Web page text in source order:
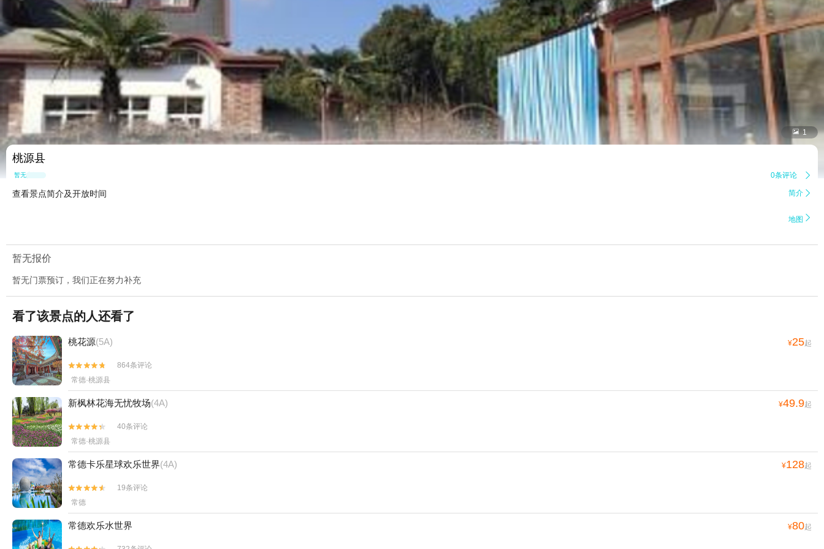
 1
桃源县
暂无点评 0条评论 
查看景点简介及开放时间 简介 
地图 
暂无报价
暂无门票预订，我们正在努力补充
看了该景点的人还看了
桃花源(5A) ¥25起


864条评论
常德·桃源县
新枫林花海无忧牧场(4A) ¥49.9起


40条评论
常德·桃源县
常德卡乐星球欢乐世界(4A) ¥128起


19条评论
常德
常德欢乐水世界 ¥80起